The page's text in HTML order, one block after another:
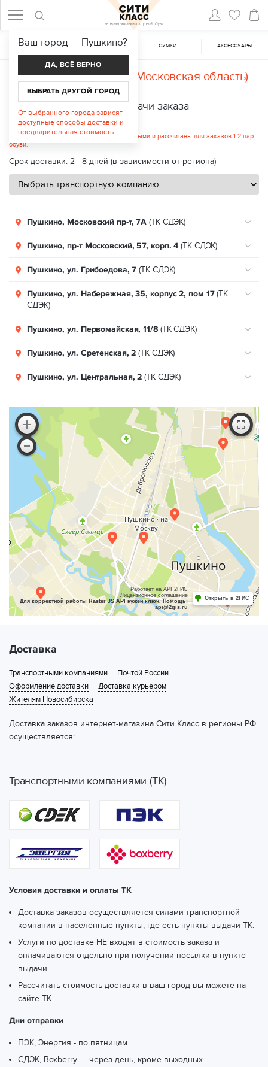
ЖЕНСКАЯ ОБУВЬ МУЖСКАЯ ОБУВЬ CУМКИ АКСЕССУАРЫ
Доставка вПушкино (Московская область)
Пункты выдачи заказа
Стоимость услуги: от 312 руб.
Указанные цены являются ориентировочными и рассчитаны для заказов 1-2 пар
обуви.
Срок доставки: 2—8 дней (в зависимости от региона)
Пушкино, Московский пр-т, 7А (ТК СДЭК)
Пушкино, пр-т Московский, 57, корп. 4 (ТК СДЭК)
Пушкино, ул. Грибоедова, 7 (ТК СДЭК)
Пушкино, ул. Набережная, 35, корпус 2, пом 17(ТК
СДЭК)
Пушкино, ул. Первомайская, 11/8(ТК СДЭК)
Пушкино, ул. Сретенская, 2 (ТК СДЭК)
Пушкино, ул. Центральная, 2 (ТК СДЭК)
Работает на API 2ГИС
Лицензионное соглашение
Для корректной работы Raster JS API нужен ключ. Помощь:
api@2gis.ru
Открыть в 2ГИС
Доставка
Транспортными компаниями
Почтой России
Оформление доставки
Доставка курьером
Жителям Новосибирска
Доставка заказов интернет-магазина Сити Класс в регионы РФ
осуществляется:
Транспортными компаниями (ТК)
Условия доставки и оплаты ТК
Доставка заказов осуществляется силами транспортной
компании в населенные пункты, где есть пункты выдачи ТК.
Услуги по доставке НЕ входят в стоимость заказа и
оплачиваются отдельно при получении посылки в пункте
выдачи.
Рассчитать стоимость доставки в ваш город вы можете на
сайте ТК.
Дни отправки
ПЭК, Энергия - по пятницам
СДЭК, Boxberry — через день, кроме выходных.
Ваш город — Пушкино?
ДА, ВСЁ ВЕРНО
ВЫБРАТЬ ДРУГОЙ ГОРОД
От выбранного города зависят
доступные способы доставки и
предварительная стоимость.